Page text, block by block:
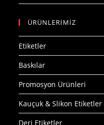
ÜRÜNLERİMİZ
Etiketler
Baskılar
Promosyon Ürünleri
Kauçuk & Slikon Etiketler
Deri Etiketler